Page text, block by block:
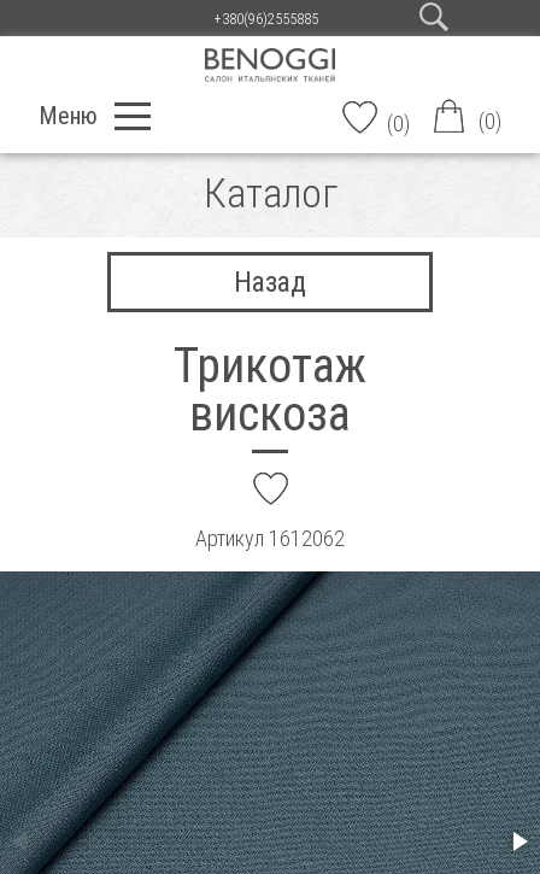
+380(96)2555885
Меню (0) (0)
Каталог
Назад
Трикотаж
вискоза
Артикул 1612062